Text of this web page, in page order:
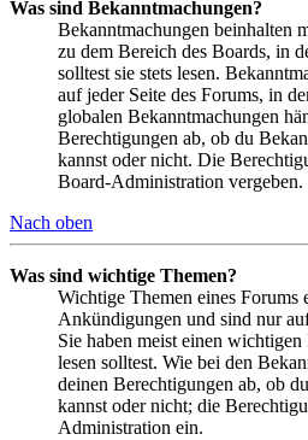
Was sind Bekanntmachungen?
Bekanntmachungen beinhalten
zu dem Bereich des Boards, in
solltest sie stets lesen.
auf jeder Seite des Forums, in
globalen Bekanntmachungen
Berechtigungen ab, ob du
kannst oder nicht. Die
Board-Administration vergeben.
Nach oben
Was sind wichtige Themen?
Wichtige Themen eines Forums
Ankündigungen und sind nur
Sie haben meist einen
lesen solltest. Wie bei den
deinen Berechtigungen ab, ob
kannst oder nicht; die
Administration ein.